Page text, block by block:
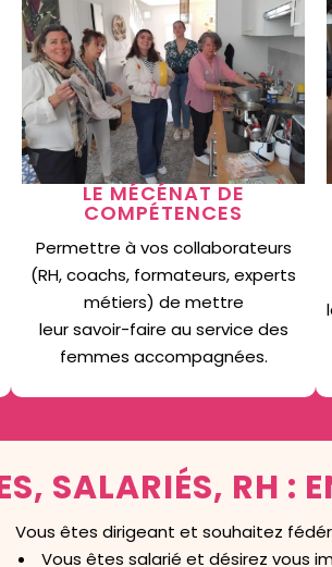
LE MÉCÉNAT DE
COMPÉTENCES
Permettre à vos collaborateurs
(RH, coachs, formateurs, experts
métiers) de mettre
leur savoir-faire au service des
femmes accompagnées.
SALARIÉS, RH :
Vous êtes dirigeant et souhaitez
Vous êtes salarié et désirez vous